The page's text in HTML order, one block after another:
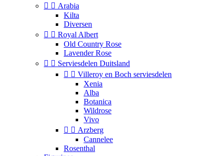
  Arabia
Kilta
Diversen
  Royal Albert
Old Country Rose
Lavender Rose
  Serviesdelen Duitsland
  Villeroy en Boch serviesdelen
Xenia
Alba
Botanica
Wildrose
Vivo
  Arzberg
Cannelee
Rosenthal